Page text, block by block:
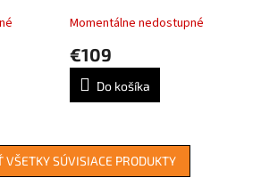
grey/photo black
Momentálne nedostupné
€109
Do košíka
VŠETKY SÚVISIACE PRODUKTY